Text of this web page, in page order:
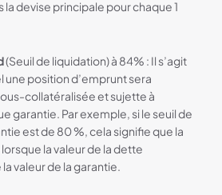
la devise principale pour chaque 1
(Seuil de liquidation) à 84% : Il s’agit
une position d’emprunt sera
collatéralisée et sujette à
garantie. Par exemple, si le seuil de
est de 80 %, cela signifie que la
la valeur de la dette
valeur de la garantie.